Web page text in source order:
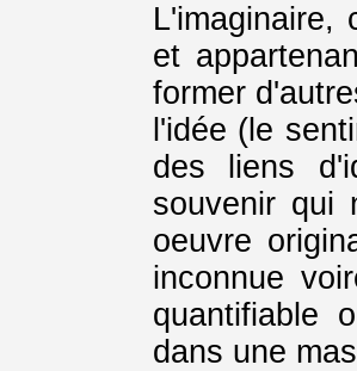
L'imaginaire,
et
former
l'idée (le
des liens
souvenir qui
oeuvre
inconnue
quantifiable
dans une